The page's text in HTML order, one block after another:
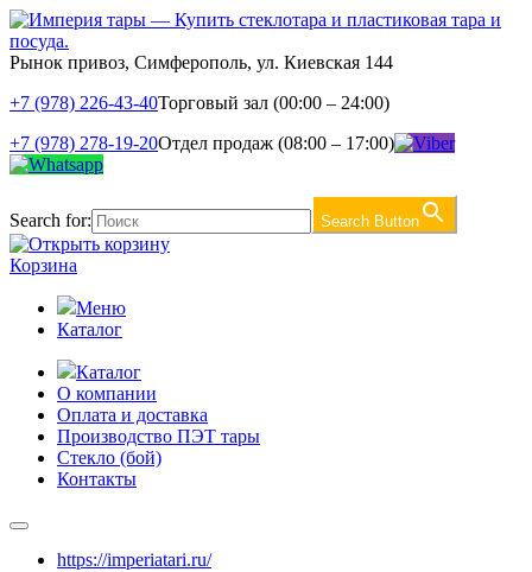
Рынок привоз, Симферополь, ул. Киевская 144
+7 (978) 226-43-40Торговый зал (00:00 – 24:00)
+7 (978) 278-19-20Отдел продаж (08:00 – 17:00)
Search for: Search Button
Корзина
Меню
Каталог
Каталог
О компании
Оплата и доставка
Производство ПЭТ тары
Стекло (бой)
Контакты
https://imperiatari.ru/